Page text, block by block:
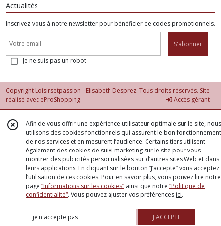
Actualités
Inscrivez-vous à notre newsletter pour bénéficier de codes promotionnels.
S'abonner
Je ne suis pas un robot
Copyright Loisirsetpassion - Elisabeth Desprez. Tous droits réservés. Site
réalisé avec eProShopping Accès gérant
Afin de vous offrir une expérience utilisateur optimale sur le site, nous
utilisons des cookies fonctionnels qui assurent le bon fonctionnement
de nos services et en mesurent l’audience. Certains tiers utilisent
également des cookies de suivi marketing sur le site pour vous
montrer des publicités personnalisées sur d’autres sites Web et dans
leurs applications. En cliquant sur le bouton “J’accepte” vous acceptez
l’utilisation de ces cookies. Pour en savoir plus, vous pouvez lire notre
page “Informations sur les cookies” ainsi que notre “Politique de
confidentialité“. Vous pouvez ajuster vos préférences ici.
je n'accepte pas J'ACCEPTE